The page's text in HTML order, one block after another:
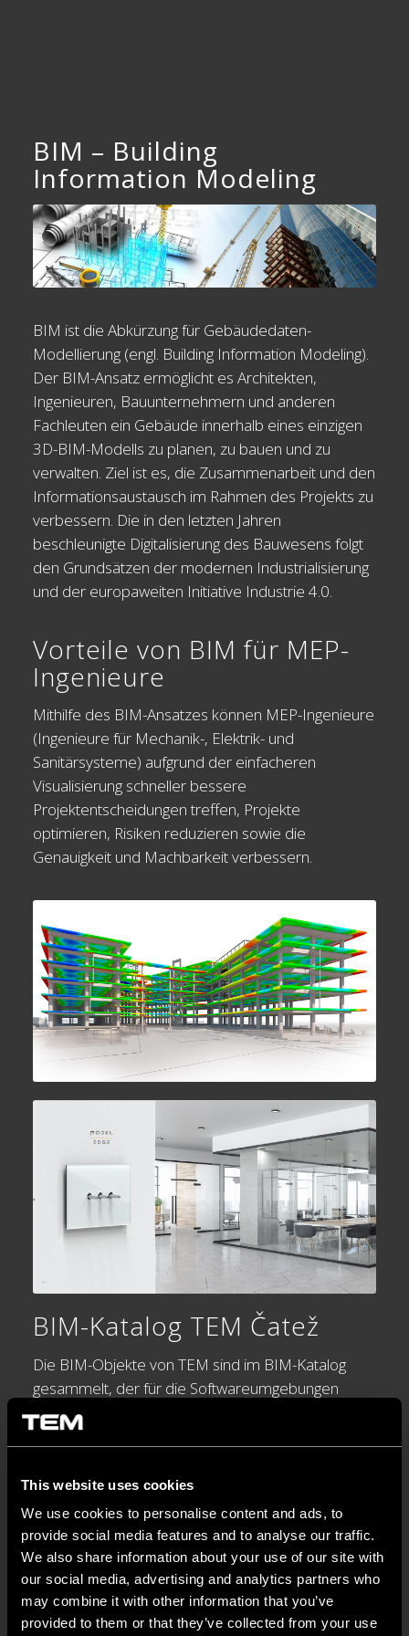
This website uses cookies
We use cookies to personalise content and ads, to
provide social media features and to analyse our traffic.
We also share information about your use of our site with
our social media, advertising and analytics partners who
may combine it with other information that you’ve
provided to them or that they’ve collected from your use
BIM – Building
Information Modeling
BIM ist die Abkürzung für Gebäudedaten-
Modellierung (engl. Building Information Modeling).
Der BIM-Ansatz ermöglicht es Architekten,
Ingenieuren, Bauunternehmern und anderen
Fachleuten ein Gebäude innerhalb eines einzigen
3D-BIM-Modells zu planen, zu bauen und zu
verwalten. Ziel ist es, die Zusammenarbeit und den
Informationsaustausch im Rahmen des Projekts zu
verbessern. Die in den letzten Jahren
beschleunigte Digitalisierung des Bauwesens folgt
den Grundsätzen der modernen Industrialisierung
und der europaweiten Initiative Industrie 4.0.
Vorteile von BIM für MEP-
Ingenieure
Mithilfe des BIM-Ansatzes können MEP-Ingenieure
(Ingenieure für Mechanik-, Elektrik- und
Sanitärsysteme) aufgrund der einfacheren
Visualisierung schneller bessere
Projektentscheidungen treffen, Projekte
optimieren, Risiken reduzieren sowie die
Genauigkeit und Machbarkeit verbessern.
BIM-Katalog TEM Čatež
Die BIM-Objekte von TEM sind im BIM-Katalog
gesammelt, der für die Softwareumgebungen
Autodesk Revit und Graphisoft DDSCAD verfügbar
ist. Mit den BIM-Objekten können Sie Ihren 3D-
gestalten, denn sie sind in allen Katalogfarben
erhältlich.
DOWNLOAD BIM-BIBLIOTHEK